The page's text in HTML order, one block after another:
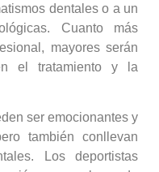
dentales o a un
Cuanto más
mayores serán
el tratamiento y la
ser emocionantes y
también conllevan
Los deportistas